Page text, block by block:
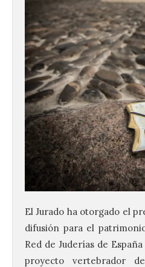
El Jurado ha otorgado el
difusión para el
Red de Juderías de
proyecto vertebrador